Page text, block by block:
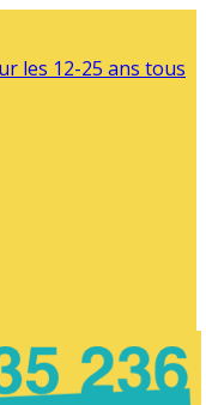
les 12-25 ans tous